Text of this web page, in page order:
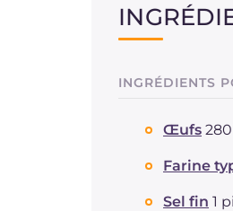
INGRÉDIENTS
Œufs
Farine
Sel fin 1